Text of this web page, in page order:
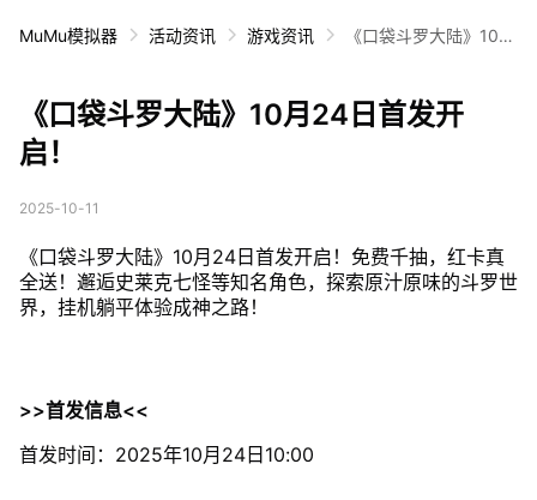
MuMu模拟器 活动资讯 游戏资讯
《口袋斗罗大陆》10月
《口袋斗罗大陆》10月24日首发开
启！
2025-10-11
《口袋斗罗大陆》10月24日首发开启！免费千抽，红卡真
全送！邂逅史莱克七怪等知名角色，探索原汁原味的斗罗世
界，挂机躺平体验成神之路！
>>首发信息<<
首发时间：2025年10月24日10:00